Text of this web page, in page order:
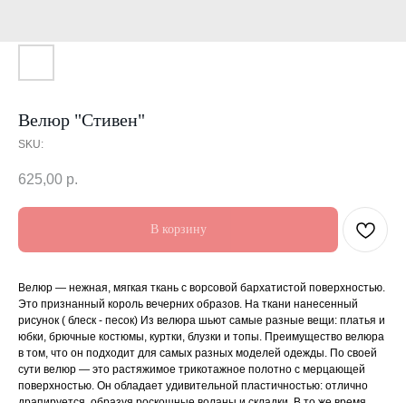
Велюр "Стивен"
SKU:
625,00 р.
В корзину
Велюр — нежная, мягкая ткань с ворсовой бархатистой поверхностью.
Это признанный король вечерних образов. На ткани нанесенный
рисунок ( блеск - песок) Из велюра шьют самые разные вещи: платья и
юбки, брючные костюмы, куртки, блузки и топы. Преимущество велюра
в том, что он подходит для самых разных моделей одежды. По своей
сути велюр — это растяжимое трикотажное полотно с мерцающей
поверхностью. Он обладает удивительной пластичностью: отлично